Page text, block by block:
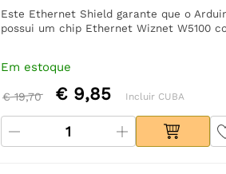
Este Ethernet Shield garante que o
possui um chip Ethernet Wiznet W5100
Em estoque
€ 19,70 € 9,85 Incluir CUBA